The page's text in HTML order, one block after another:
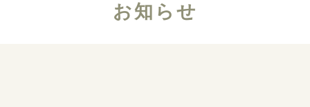
お知らせ